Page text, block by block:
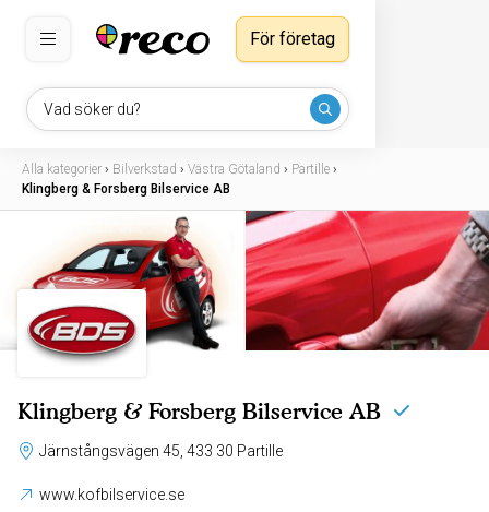
Vad söker du?
För företag
Alla kategorier › Bilverkstad › Västra Götaland › Partille ›
Klingberg & Forsberg Bilservice AB
Klingberg & Forsberg Bilservice AB
Järnstångsvägen 45, 433 30 Partille
www.kofbilservice.se